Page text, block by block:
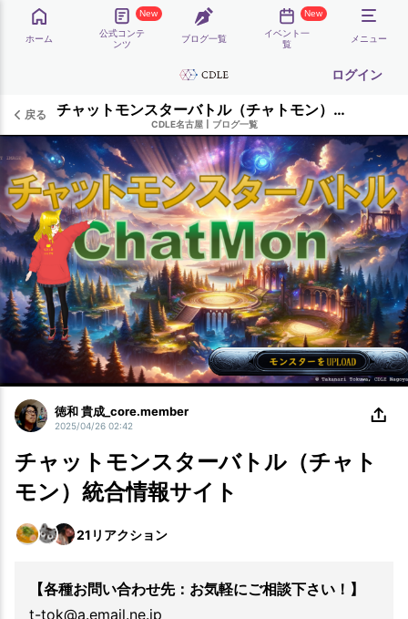
ホーム
New
公式コンテ
ンツ
ブログ一覧
New
イベント一
覧
メニュー
ログイン
戻る チャットモンスターバトル（チャトモン）統合情報サイト
CDLE名古屋 ブログ一覧
徳和 貴成_core.member
2025/04/26 02:42
チャットモンスターバトル（チャト
モン）統合情報サイト
21 リアクション
【各種お問い合わせ先：お気軽にご相談下さい！】
t-tok@a.email.ne.jp